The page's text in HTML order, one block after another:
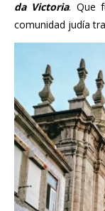
da Victoria. Que
comunidad judía